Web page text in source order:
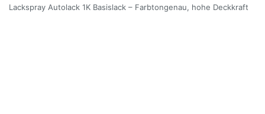
Lackspray Autolack 1K Basislack – Farbtongenau, hohe Deckkraft